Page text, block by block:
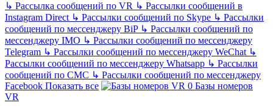
↳ Рассылка сообщений по VR ↳ Рассылки сообщений в
Instagram Direct ↳ Рассылки сообщений по Skype ↳ Рассылки
сообщений по мессенджеру BiP ↳ Рассылки сообщений по
мессенджеру IMO ↳ Рассылки сообщений по мессенджеру
Telegram ↳ Рассылки сообщений по мессенджеру WeChat ↳
Рассылки сообщений по мессенджеру Whatsapp ↳ Рассылки
сообщений по СМС ↳ Рассылки сообщений по мессенджеру
Facebook Показать все
Базы номеров
VR